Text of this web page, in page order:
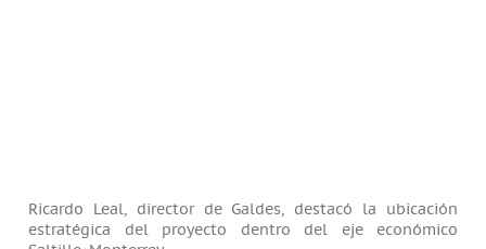
Ricardo Leal, director de Galdes, destacó la ubicación
estratégica del proyecto dentro del eje económico